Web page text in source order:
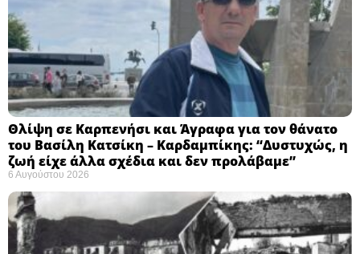
Θλίψη σε Καρπενήσι και Άγραφα για τον θάνατο
του Βασίλη Κατσίκη – Καρδαμπίκης: “Δυστυχώς, η
ζωή είχε άλλα σχέδια και δεν προλάβαμε”
6 Αυγούστου 2026